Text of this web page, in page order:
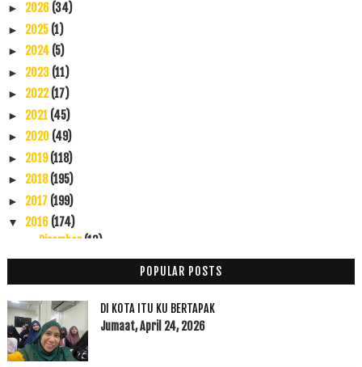
► 2026 (34)
► 2025 (1)
► 2024 (5)
► 2023 (11)
► 2022(17)
► 2021 (45)
► 2020 (49)
► 2019(118)
► 2018(195)
► 2017 (199)
▼ 2016 (174)
Disember(13)
►November(22)
►Oktober(11)
►September (9)
►Ogos(3)
►Julai(5)
POPULAR POSTS
DI KOTA ITU KU BERTAPAK
Jumaat, April 24, 2026